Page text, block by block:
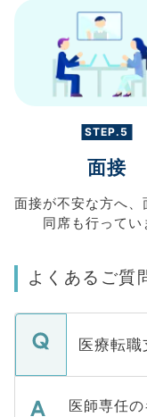
STEP.5
面接
面接が不安な方へ、
同席も行ってい
よくあるご質
医療転職
医師専任